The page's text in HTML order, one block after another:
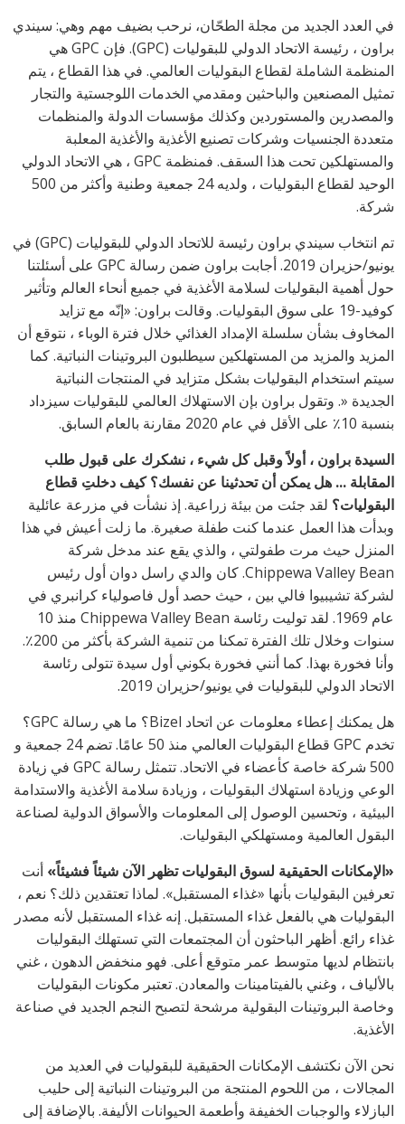
في العدد الجديد من مجلة الطحّان، نرحب بضيف مهم وهي: سيندي
براون ، رئيسة الاتحاد الدولي للبقوليات (GPC). فإن GPC هي
المنظمة الشاملة لقطاع البقوليات العالمي. في هذا القطاع ، يتم
تمثيل المصنعين والباحثين ومقدمي الخدمات اللوجستية والتجار
والمصدرين والمستوردين وكذلك مؤسسات الدولة والمنظمات
متعددة الجنسيات وشركات تصنيع الأغذية والأغذية المعلبة
والمستهلكين تحت هذا السقف. فمنظمة GPC ، هي الاتحاد الدولي
الوحيد لقطاع البقوليات ، ولديه 24 جمعية وطنية وأكثر من 500
شركة.
تم انتخاب سيندي براون رئيسة للاتحاد الدولي للبقوليات (GPC) في
يونيو/حزيران 2019. أجابت براون ضمن رسالة GPC على أسئلتنا
حول أهمية البقوليات لسلامة الأغذية في جميع أنحاء العالم وتأثير
كوفيد-19 على سوق البقوليات. وقالت براون: «إنّه مع تزايد
المخاوف بشأن سلسلة الإمداد الغذائي خلال فترة الوباء ، نتوقع أن
المزيد والمزيد من المستهلكين سيطلبون البروتينات النباتية. كما
سيتم استخدام البقوليات بشكل متزايد في المنتجات النباتية
الجديدة «. وتقول براون بإن الاستهلاك العالمي للبقوليات سيزداد
بنسبة 10٪ على الأقل في عام 2020 مقارنة بالعام السابق.
السيدة براون ، أولاً وقبل كل شيء ، نشكرك على قبول طلب
المقابلة ... هل يمكن أن تحدثينا عن نفسك؟ كيف دخلتِ قطاع
البقوليات؟ لقد جئت من بيئة زراعية. إذ نشأت في مزرعة عائلية
وبدأت هذا العمل عندما كنت طفلة صغيرة. ما زلت أعيش في هذا
المنزل حيث مرت طفولتي ، والذي يقع عند مدخل شركة
Chippewa Valley Bean. كان والدي راسل دوان أول رئيس
لشركة تشيبيوا فالي بين ، حيث حصد أول فاصولياء كرانبري في
عام 1969. لقد توليت رئاسة Chippewa Valley Bean منذ 10
سنوات وخلال تلك الفترة تمكنا من تنمية الشركة بأكثر من 200٪.
وأنا فخورة بهذا. كما أنني فخورة بكوني أول سيدة تتولى رئاسة
الاتحاد الدولي للبقوليات في يونيو/حزيران 2019.
هل يمكنك إعطاء معلومات عن اتحاد Bizel؟ ما هي رسالة GPC؟
تخدم GPC قطاع البقوليات العالمي منذ 50 عامًا. تضم 24 جمعية و
500 شركة خاصة كأعضاء في الاتحاد. تتمثل رسالة GPC في زيادة
الوعي وزيادة استهلاك البقوليات ، وزيادة سلامة الأغذية والاستدامة
البيئية ، وتحسين الوصول إلى المعلومات والأسواق الدولية لصناعة
البقول العالمية ومستهلكي البقوليات.
«الإمكانات الحقيقية لسوق البقوليات تظهر الآن شيئاً فشيئاً» أنت
تعرفين البقوليات بأنها «غذاء المستقبل». لماذا تعتقدين ذلك؟ نعم ،
البقوليات هي بالفعل غذاء المستقبل. إنه غذاء المستقبل لأنه مصدر
غذاء رائع. أظهر الباحثون أن المجتمعات التي تستهلك البقوليات
بانتظام لديها متوسط عمر متوقع أعلى. فهو منخفض الدهون ، غني
بالألياف ، وغني بالفيتامينات والمعادن. تعتبر مكونات البقوليات
وخاصة البروتينات البقولية مرشحة لتصبح النجم الجديد في صناعة
الأغذية.
نحن الآن نكتشف الإمكانات الحقيقية للبقوليات في العديد من
المجالات ، من اللحوم المنتجة من البروتينات النباتية إلى حليب
البازلاء والوجبات الخفيفة وأطعمة الحيوانات الأليفة. بالإضافة إلى